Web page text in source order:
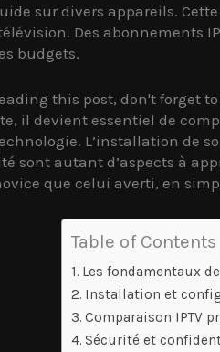
sur divers appareils.
Des abonnements
budgets.
this post, don't forget
il devient essentiel de
L’installation de
sont autant d’aspects à
que celui averti, en
Table of Contents
Les fondamentaux
Installation et
Comparaison IPTV
Sécurité et